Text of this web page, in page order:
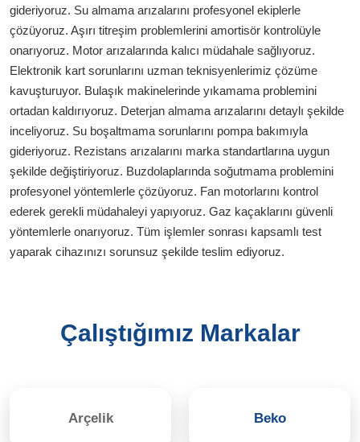
gideriyoruz. Su almama arızalarını profesyonel ekiplerle
çözüyoruz. Aşırı titreşim problemlerini amortisör kontrolüyle
onarıyoruz. Motor arızalarında kalıcı müdahale sağlıyoruz.
Elektronik kart sorunlarını uzman teknisyenlerimiz çözüme
kavuşturuyor. Bulaşık makinelerinde yıkamama problemini
ortadan kaldırıyoruz. Deterjan almama arızalarını detaylı şekilde
inceliyoruz. Su boşaltmama sorunlarını pompa bakımıyla
gideriyoruz. Rezistans arızalarını marka standartlarına uygun
şekilde değiştiriyoruz. Buzdolaplarında soğutmama problemini
profesyonel yöntemlerle çözüyoruz. Fan motorlarını kontrol
ederek gerekli müdahaleyi yapıyoruz. Gaz kaçaklarını güvenli
yöntemlerle onarıyoruz. Tüm işlemler sonrası kapsamlı test
yaparak cihazınızı sorunsuz şekilde teslim ediyoruz.
Çalıştığımız Markalar
Arçelik Beko